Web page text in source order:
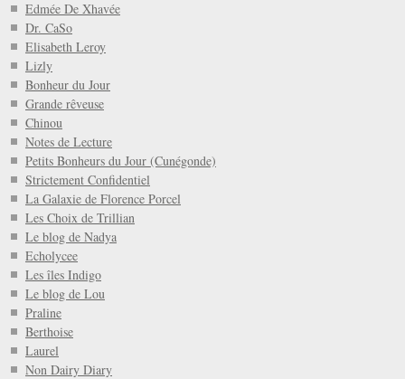
Edmée De Xhavée
Dr. CaSo
Elisabeth Leroy
Lizly
Bonheur du Jour
Grande rêveuse
Chinou
Notes de Lecture
Petits Bonheurs du Jour (Cunégonde)
Strictement Confidentiel
La Galaxie de Florence Porcel
Les Choix de Trillian
Le blog de Nadya
Echolycee
Les îles Indigo
Le blog de Lou
Praline
Berthoise
Laurel
Non Dairy Diary